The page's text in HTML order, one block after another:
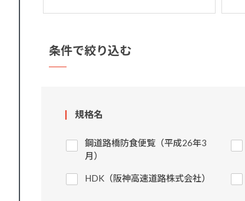
条件で絞り込む
規格名
鋼道路橋防食便覧（平成26年3
月）
HDK（阪神高速道路株式会社）